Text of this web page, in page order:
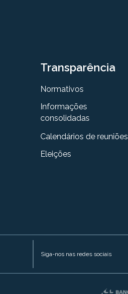
Transparência
Normativos
Informações
consolidadas
Calendários de reuniões
Eleições
Siga-nos nas redes sociais